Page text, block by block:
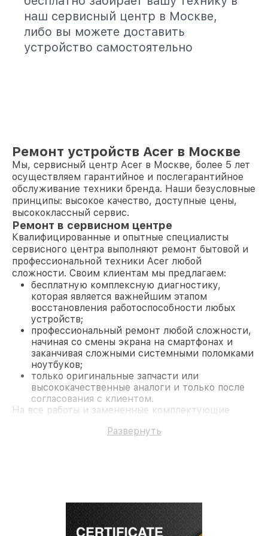
наш сервисный центр в Москве,
либо вы можете доставить
устройство самостоятельно
Ремонт устройств Acer в Москве
Мы, сервисный центр Acer в Москве, более 5 лет
осуществляем гарантийное и послегарантийное
обслуживание техники бренда. Наши безусловные
принципы: высокое качество, доступные цены,
высококлассный сервис.
Ремонт в сервисном центре
Квалифицированные и опытные специалисты
сервисного центра выполняют ремонт бытовой и
профессиональной техники Acer любой
сложности. Своим клиентам мы предлагаем:
бесплатную комплексную диагностику,
которая является важнейшим этапом
восстановления работоспособности любых
устройств;
профессиональный ремонт любой сложности,
начиная со смены экрана на смартфонах и
заканчивая сложными системными поломками
ноутбуков;
только оригинальные запчасти или
высококачественные аналоги и только после
согласования с клиентом.
На все работы и замененные комплектующие
поломки по условиям гарантии, мы бесплатно
безупречной репутацией;
лицензированное ПО в ремонтно-
Развернуть